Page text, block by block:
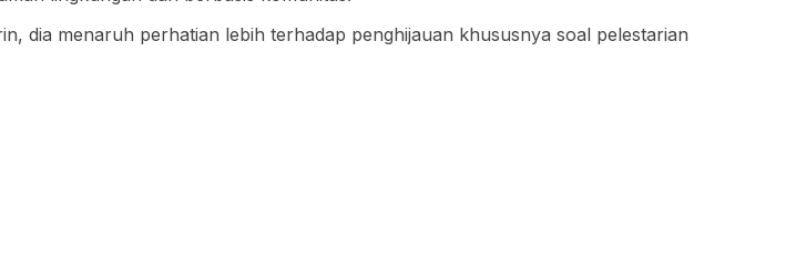
dia menaruh perhatian lebih terhadap penghijauan khususnya soal pelestarian